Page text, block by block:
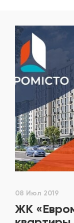
08 Июл 2019
ЖК